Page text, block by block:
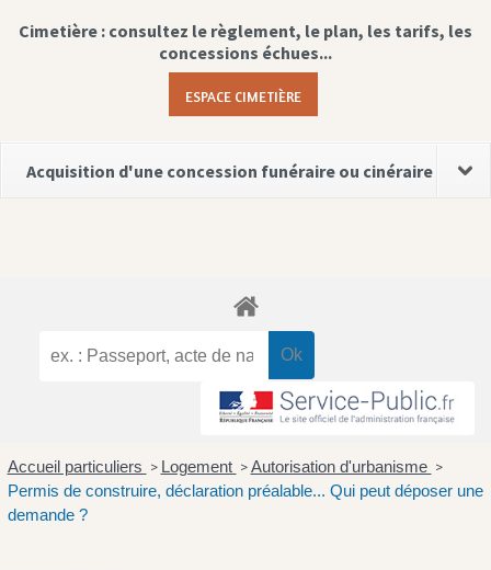
Cimetière : consultez le règlement, le plan, les tarifs, les
concessions échues...
ESPACE CIMETIÈRE
Acquisition d'une concession funéraire ou cinéraire
Accueil particuliers > Logement > Autorisation d'urbanisme >
Permis de construire, déclaration préalable... Qui peut déposer une
demande ?